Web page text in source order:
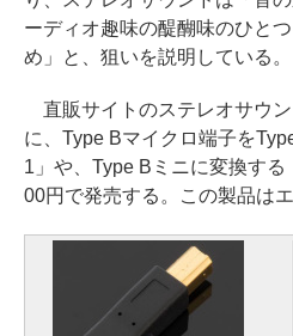
ーディオ趣味の醍醐味のひと
め」と、狙いを説明している。
直販サイトのステレオサウン
に、Type Bマイクロ端子を
1」や、Type Bミニに変換す
00円で発売する。この製品は